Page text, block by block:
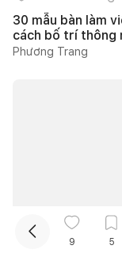
30 mẫu bàn làm
cách bố trí thông
Phương Trang
43.291
9
5